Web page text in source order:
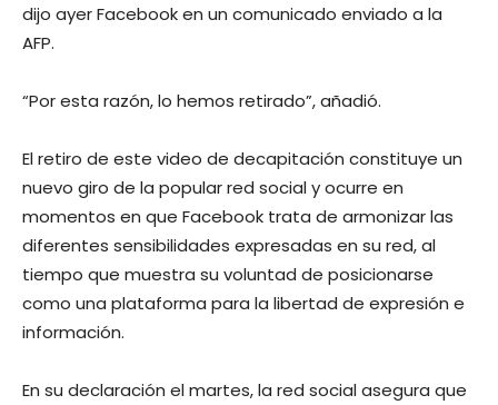
dijo ayer Facebook en un comunicado enviado a la
AFP.
“Por esta razón, lo hemos retirado”, añadió.
El retiro de este video de decapitación constituye un
nuevo giro de la popular red social y ocurre en
momentos en que Facebook trata de armonizar las
diferentes sensibilidades expresadas en su red, al
tiempo que muestra su voluntad de posicionarse
como una plataforma para la libertad de expresión e
información.
En su declaración el martes, la red social asegura que